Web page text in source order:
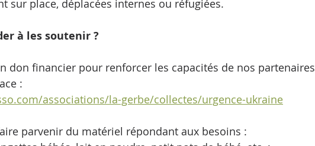
sur place, déplacées internes ou réfugiées.
à les soutenir ?
don financier pour renforcer les capacités de nos partenaires
:
associations/la-gerbe/collectes/urgence-ukraine
parvenir du matériel répondant aux besoins :